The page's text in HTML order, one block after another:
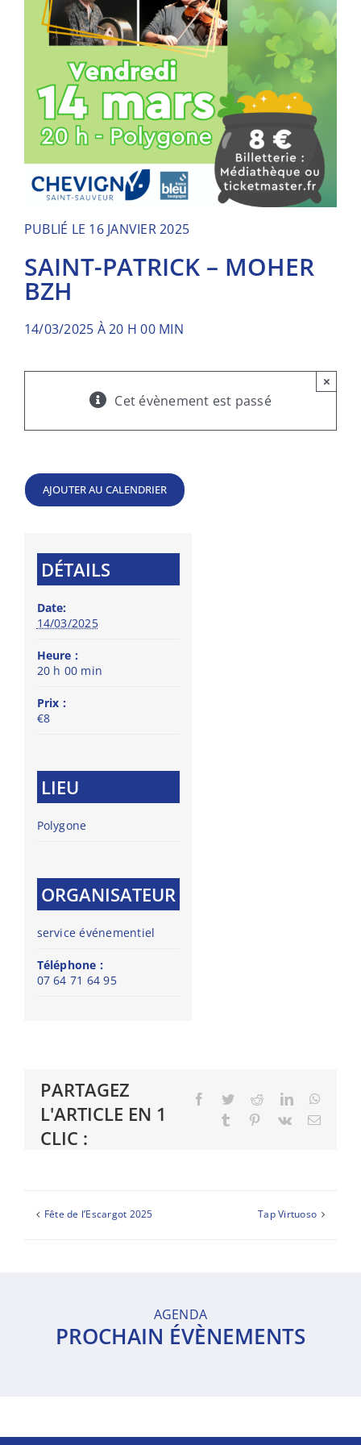
PUBLIÉ LE 16 JANVIER 2025
SAINT-PATRICK – MOHER
BZH
14/03/2025 À 20 H 00 MIN
Cet évènement est passé
×
AJOUTER AU CALENDRIER
DÉTAILS
Date:
14/03/2025
Heure :
20 h 00 min
Prix :
€8
LIEU
Polygone
ORGANISATEUR
service événementiel
Téléphone :
07 64 71 64 95
PARTAGEZ
L'ARTICLE EN 1
CLIC :
Facebook
TwitterRedditLinkedIn
Tumblr Pinterest
Vk Email
Fête de l’Escargot 2025 Tap Virtuoso
AGENDA
PROCHAIN ÉVÈNEMENTS